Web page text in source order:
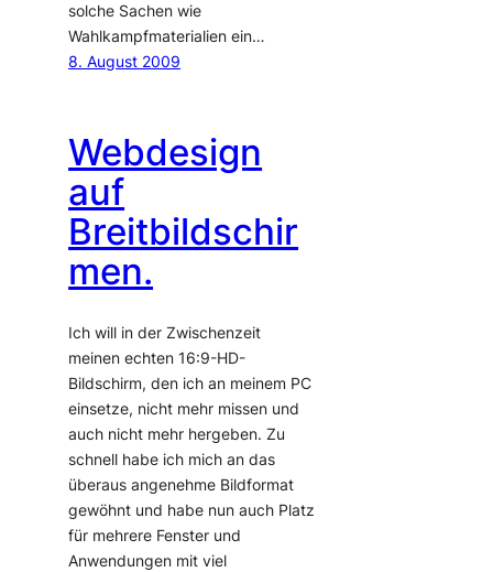
solche Sachen wie
Wahlkampfmaterialien ein…
8. August 2009
Webdesign
auf
Breitbildschir
men.
Ich will in der Zwischenzeit
meinen echten 16:9-HD-
Bildschirm, den ich an meinem PC
einsetze, nicht mehr missen und
auch nicht mehr hergeben. Zu
schnell habe ich mich an das
überaus angenehme Bildformat
gewöhnt und habe nun auch Platz
für mehrere Fenster und
Anwendungen mit viel